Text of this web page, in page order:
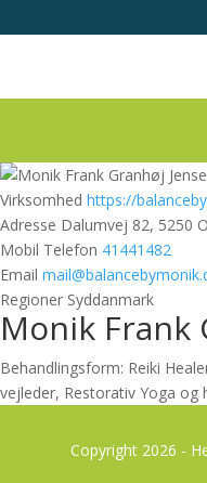
Virksomhed https://
Adresse Dalumvej 82, 5250
Mobil Telefon 41441482
Email
Regioner Syddanmark
Monik Frank
Behandlingsform: Reiki
vejleder, Restorativ Yoga og
Copyright 2026 -